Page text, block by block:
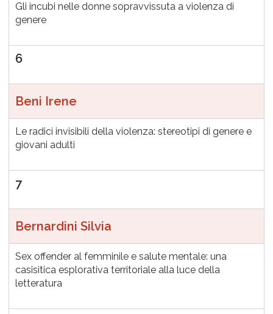
Gli incubi nelle donne sopravvissuta a violenza di
genere
6
Beni Irene
Le radici invisibili della violenza: stereotipi di genere e
giovani adulti
7
Bernardini Silvia
Sex offender al femminile e salute mentale: una
casisitica esplorativa territoriale alla luce della
letteratura